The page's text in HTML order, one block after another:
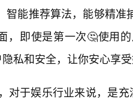
智能推荐算法，能够精
，即使是第一次🤔使用
私和安全，让你安心享
对于娱乐行业来说，是